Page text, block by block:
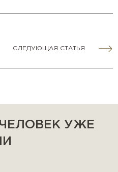
СЛЕДУЮЩАЯ СТАТЬЯ
ЧЕЛОВЕК УЖЕ